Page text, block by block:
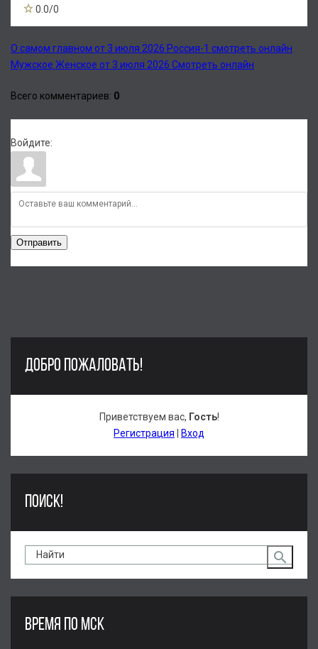
0.0/0
О самом главном от 3 июля 2026 Россия-1 смотреть онлайн
Мужское Женское от 3 июля 2026 Смотреть онлайн
Всего комментариев: 0
Войдите:
Отправить
ДОБРО ПОЖАЛОВАТЬ!
Приветствуем вас, Гость!
Регистрация
Вход
ПОИСК!
ВРЕМЯ ПО МСК